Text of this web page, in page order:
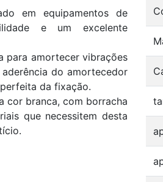
em equipamentos de
e um excelente
para amortecer vibrações
do amortecedor
da fixação.
cor branca, com borracha
que necessitem desta